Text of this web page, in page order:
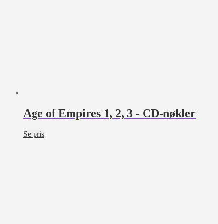
Age of Empires 1, 2, 3 - CD-nøkler
Se pris